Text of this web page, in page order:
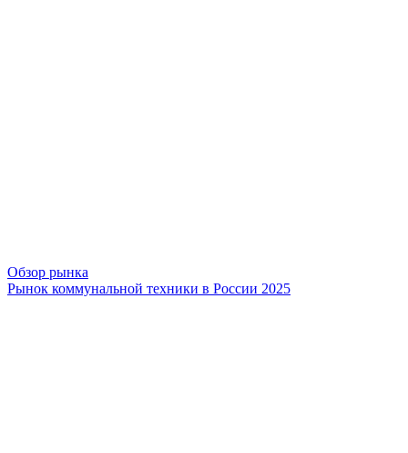
Обзор рынка
Рынок коммунальной техники в России 2025